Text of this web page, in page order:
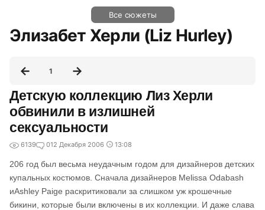
Все сюжеты
Элизабет Херли (Liz Hurley)
1
Детскую коллекцию Лиз Херли
обвинили в излишней
сексуальности
6139 012 Декабря 2006 13:08
206 год был весьма неудачным годом для дизайнеров детских
купальных костюмов. Сначала дизайнеров Melissa Odabash
иAshley Paige раскритиковали за слишком уж крошечные
бикини, которые были включены в их коллекции. И даже слава